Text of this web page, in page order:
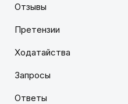
Отзывы
Претензии
Ходатайства
Запросы
Ответы